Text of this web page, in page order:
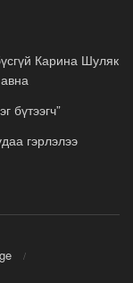
Карина Шуляк
бүтээгч”
гэрлэлээ